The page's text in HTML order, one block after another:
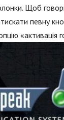
Щоб
певну
«активація